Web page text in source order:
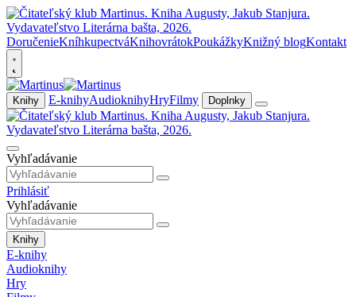
DoručenieKníhkupectváKnihovrátokPoukážkyKnižný blogKontakt
Knihy E-knihyAudioknihyHryFilmy Doplnky
Vyhľadávanie
Prihlásiť
Vyhľadávanie
Knihy
E-knihy
Audioknihy
Hry